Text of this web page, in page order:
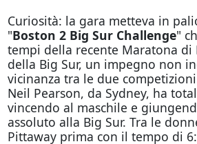
Curiosità: la gara metteva in
"Boston 2 Big Sur Challenge"
tempi della recente Maratona di
della Big Sur, un impegno non
vicinanza tra le due
Neil Pearson, da Sydney, ha
vincendo al maschile e
assoluto alla Big Sur. Tra le
Pittaway prima con il tempo di